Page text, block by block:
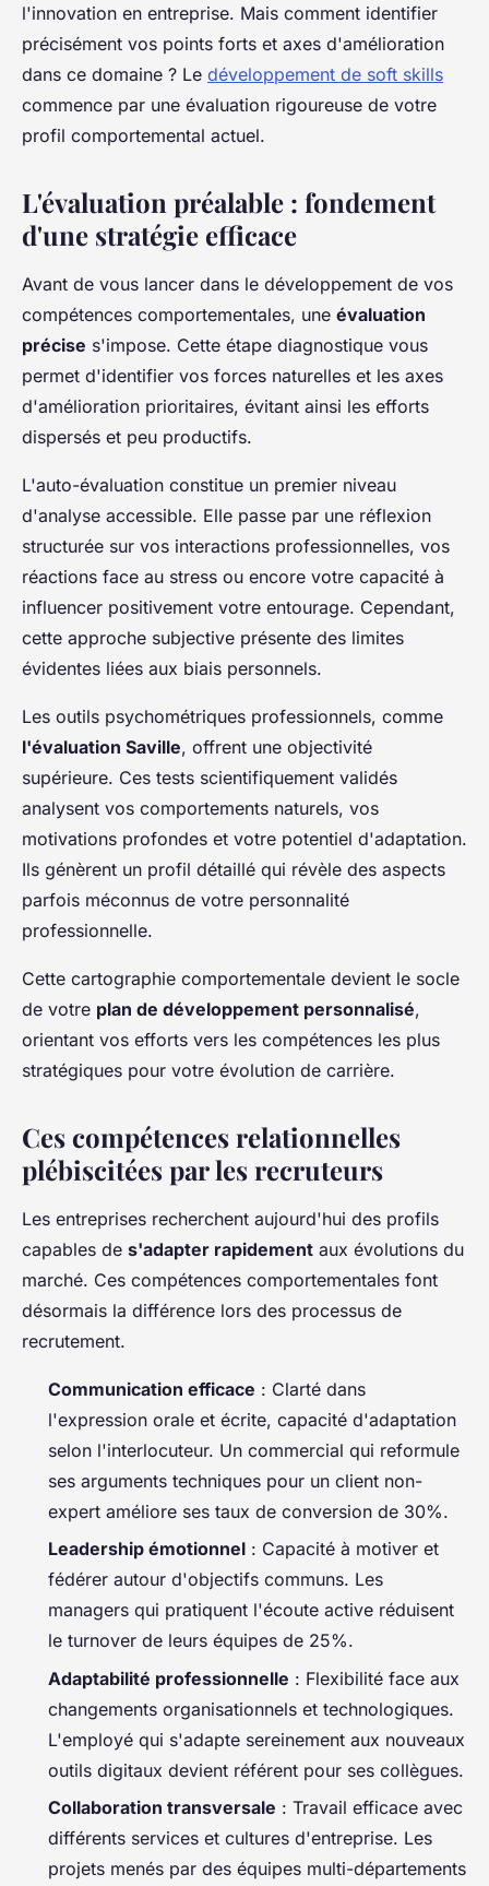
l'innovation en entreprise. Mais comment identifier
précisément vos points forts et axes d'amélioration
dans ce domaine ? Le développement de soft skills
commence par une évaluation rigoureuse de votre
profil comportemental actuel.
L'évaluation préalable : fondement
d'une stratégie efficace
Avant de vous lancer dans le développement de vos
compétences comportementales, une évaluation
précise s'impose. Cette étape diagnostique vous
permet d'identifier vos forces naturelles et les axes
d'amélioration prioritaires, évitant ainsi les efforts
dispersés et peu productifs.
L'auto-évaluation constitue un premier niveau
d'analyse accessible. Elle passe par une réflexion
structurée sur vos interactions professionnelles, vos
réactions face au stress ou encore votre capacité à
influencer positivement votre entourage. Cependant,
cette approche subjective présente des limites
évidentes liées aux biais personnels.
Les outils psychométriques professionnels, comme
l'évaluation Saville, offrent une objectivité
supérieure. Ces tests scientifiquement validés
analysent vos comportements naturels, vos
motivations profondes et votre potentiel d'adaptation.
Ils génèrent un profil détaillé qui révèle des aspects
parfois méconnus de votre personnalité
professionnelle.
Cette cartographie comportementale devient le socle
de votre plan de développement personnalisé,
orientant vos efforts vers les compétences les plus
stratégiques pour votre évolution de carrière.
Ces compétences relationnelles
plébiscitées par les recruteurs
Les entreprises recherchent aujourd'hui des profils
capables de s'adapter rapidement aux évolutions du
marché. Ces compétences comportementales font
désormais la différence lors des processus de
recrutement.
Communication efficace : Clarté dans
l'expression orale et écrite, capacité d'adaptation
selon l'interlocuteur. Un commercial qui reformule
ses arguments techniques pour un client non-
expert améliore ses taux de conversion de 30%.
Leadership émotionnel : Capacité à motiver et
fédérer autour d'objectifs communs. Les
managers qui pratiquent l'écoute active réduisent
le turnover de leurs équipes de 25%.
Adaptabilité professionnelle : Flexibilité face aux
changements organisationnels et technologiques.
L'employé qui s'adapte sereinement aux nouveaux
outils digitaux devient référent pour ses collègues.
Collaboration transversale : Travail efficace avec
différents services et cultures d'entreprise. Les
projets menés par des équipes multi-départements